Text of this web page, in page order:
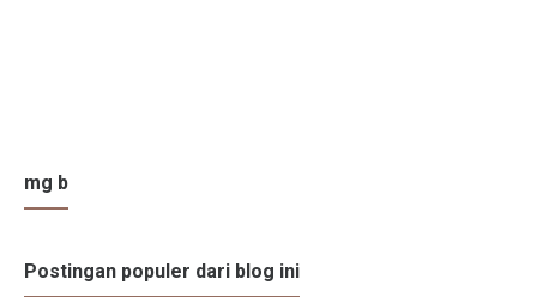
mg b
Postingan populer dari blog ini